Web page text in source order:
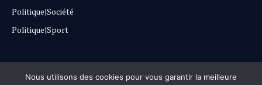
Politique|Société
Politique|Sport
Copyright © 2025Lehautpanel
Nous utilisons des cookies pour vous garantir la meilleure